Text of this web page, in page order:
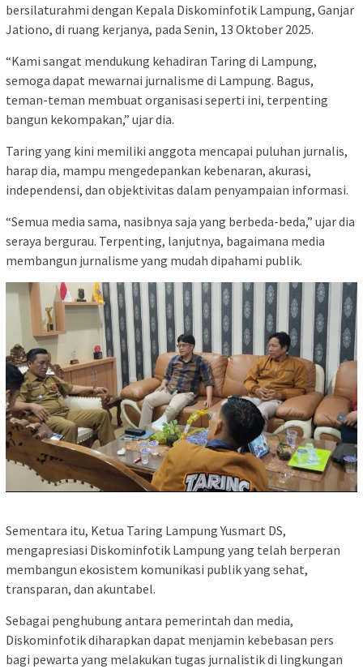
bersilaturahmi dengan Kepala Diskominfotik Lampung, Ganjar
Jationo, di ruang kerjanya, pada Senin, 13 Oktober 2025.
“Kami sangat mendukung kehadiran Taring di Lampung,
semoga dapat mewarnai jurnalisme di Lampung. Bagus,
teman-teman membuat organisasi seperti ini, terpenting
bangun kekompakan,” ujar dia.
Taring yang kini memiliki anggota mencapai puluhan jurnalis,
harap dia, mampu mengedepankan kebenaran, akurasi,
independensi, dan objektivitas dalam penyampaian informasi.
“Semua media sama, nasibnya saja yang berbeda-beda,” ujar dia
seraya bergurau. Terpenting, lanjutnya, bagaimana media
membangun jurnalisme yang mudah dipahami publik.
Sementara itu, Ketua Taring Lampung Yusmart DS,
mengapresiasi Diskominfotik Lampung yang telah berperan
membangun ekosistem komunikasi publik yang sehat,
transparan, dan akuntabel.
Sebagai penghubung antara pemerintah dan media,
Diskominfotik diharapkan dapat menjamin kebebasan pers
bagi pewarta yang melakukan tugas jurnalistik di lingkungan